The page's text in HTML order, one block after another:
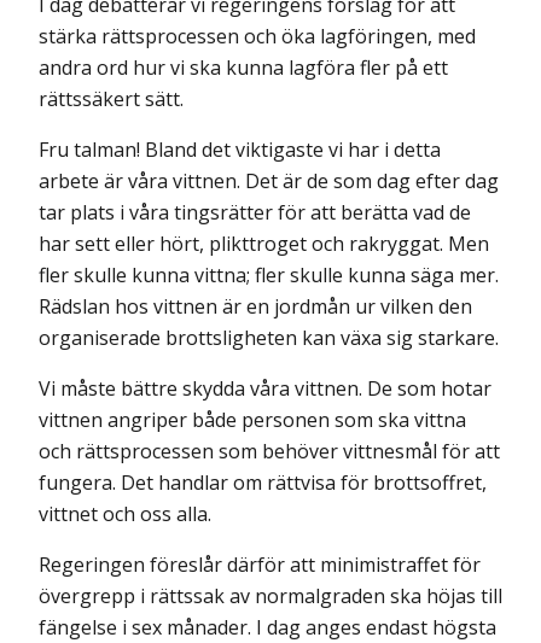
stärka rättsprocessen och öka lagföringen, med
andra ord hur vi ska kunna lagföra fler på ett
rättssäkert sätt.
Fru talman! Bland det viktigaste vi har i detta
arbete är våra vittnen. Det är de som dag efter dag
tar plats i våra tingsrätter för att berätta vad de
har sett eller hört, plikttroget och rakryggat. Men
fler skulle kunna vittna; fler skulle kunna säga mer.
Rädslan hos vittnen är en jordmån ur vilken den
organiserade brottsligheten kan växa sig starkare.
Vi måste bättre skydda våra vittnen. De som hotar
vittnen angriper både personen som ska vittna
och rättsprocessen som behöver vittnesmål för att
fungera. Det handlar om rättvisa för brottsoffret,
vittnet och oss alla.
Regeringen föreslår därför att minimistraffet för
övergrepp i rättssak av normalgraden ska höjas till
fängelse i sex månader. I dag anges endast högsta